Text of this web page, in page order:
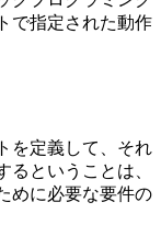
で指定された動作
を定義して、それ
るということは、
めに必要な要件の